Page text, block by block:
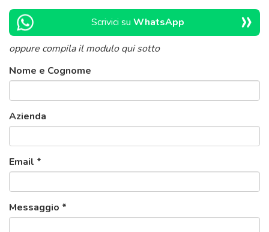
Scrivici su WhatsApp »
oppure compila il modulo qui sotto
Nome e Cognome
Azienda
Email *
Messaggio *